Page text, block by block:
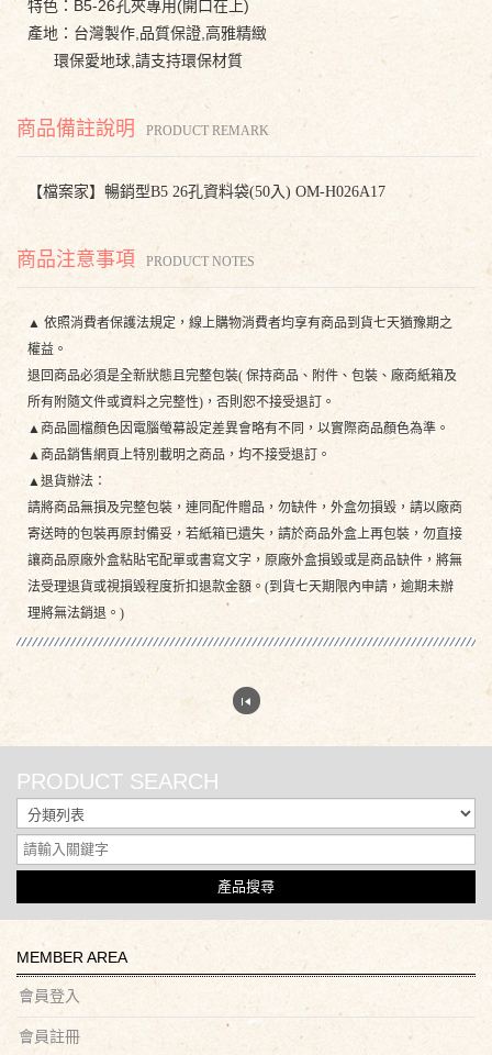
特色：B5-26孔夾專用(開口在上)
產地：台灣製作,品質保證,高雅精緻
環保愛地球,請支持環保材質
商品備註說明 PRODUCT REMARK
【檔案家】暢銷型B5 26孔資料袋(50入) OM-H026A17
商品注意事項 PRODUCT NOTES
▲ 依照消費者保護法規定，線上購物消費者均享有商品到貨七天猶豫期之
權益。
退回商品必須是全新狀態且完整包裝( 保持商品、附件、包裝、廠商紙箱及
所有附隨文件或資料之完整性)，否則恕不接受退訂。
▲商品圖檔顏色因電腦螢幕設定差異會略有不同，以實際商品顏色為準。
▲商品銷售網頁上特別載明之商品，均不接受退訂。
▲退貨辦法：
請將商品無損及完整包裝，連同配件贈品，勿缺件，外盒勿損毀，請以廠商
寄送時的包裝再原封備妥，若紙箱已遺失，請於商品外盒上再包裝，勿直接
讓商品原廠外盒粘貼宅配單或書寫文字，原廠外盒損毀或是商品缺件，將無
法受理退貨或視損毀程度折扣退款金額。(到貨七天期限內申請，逾期未辦
理將無法銷退。)
PRODUCT SEARCH
產品搜尋
MEMBER AREA
會員登入
會員註冊